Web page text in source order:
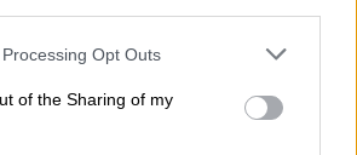
website/app uses one or more Google
or usage behaviour. You may click to
to Google and its third-party tags to
specified purposes in below Google
Opt Outs
of the Sharing of my
με Ελβετικό φράγκο και
ο στενός μου
πλειστηριασμό που
κατοικία από έναν